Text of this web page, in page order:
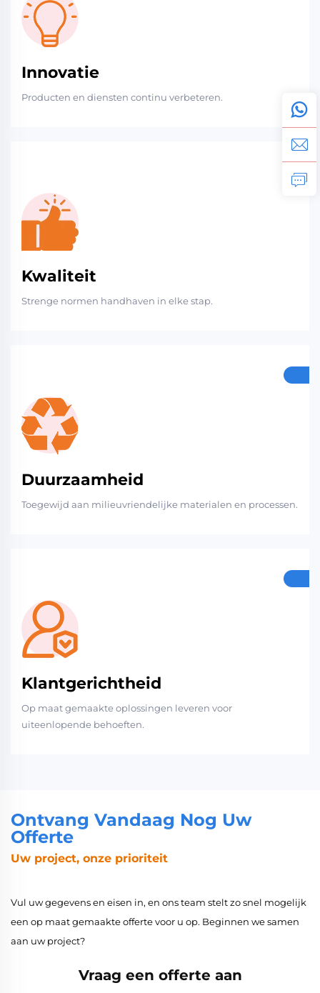
Innovatie
Producten en diensten continu verbeteren.
Kwaliteit
Strenge normen handhaven in elke stap.
Duurzaamheid
Toegewijd aan milieuvriendelijke materialen en processen.
Klantgerichtheid
Op maat gemaakte oplossingen leveren voor
uiteenlopende behoeften.
Ontvang Vandaag Nog Uw
Offerte
Uw project, onze prioriteit
Vul uw gegevens en eisen in, en ons team stelt zo snel mogelijk
een op maat gemaakte offerte voor u op. Beginnen we samen
aan uw project?
Vraag een offerte aan